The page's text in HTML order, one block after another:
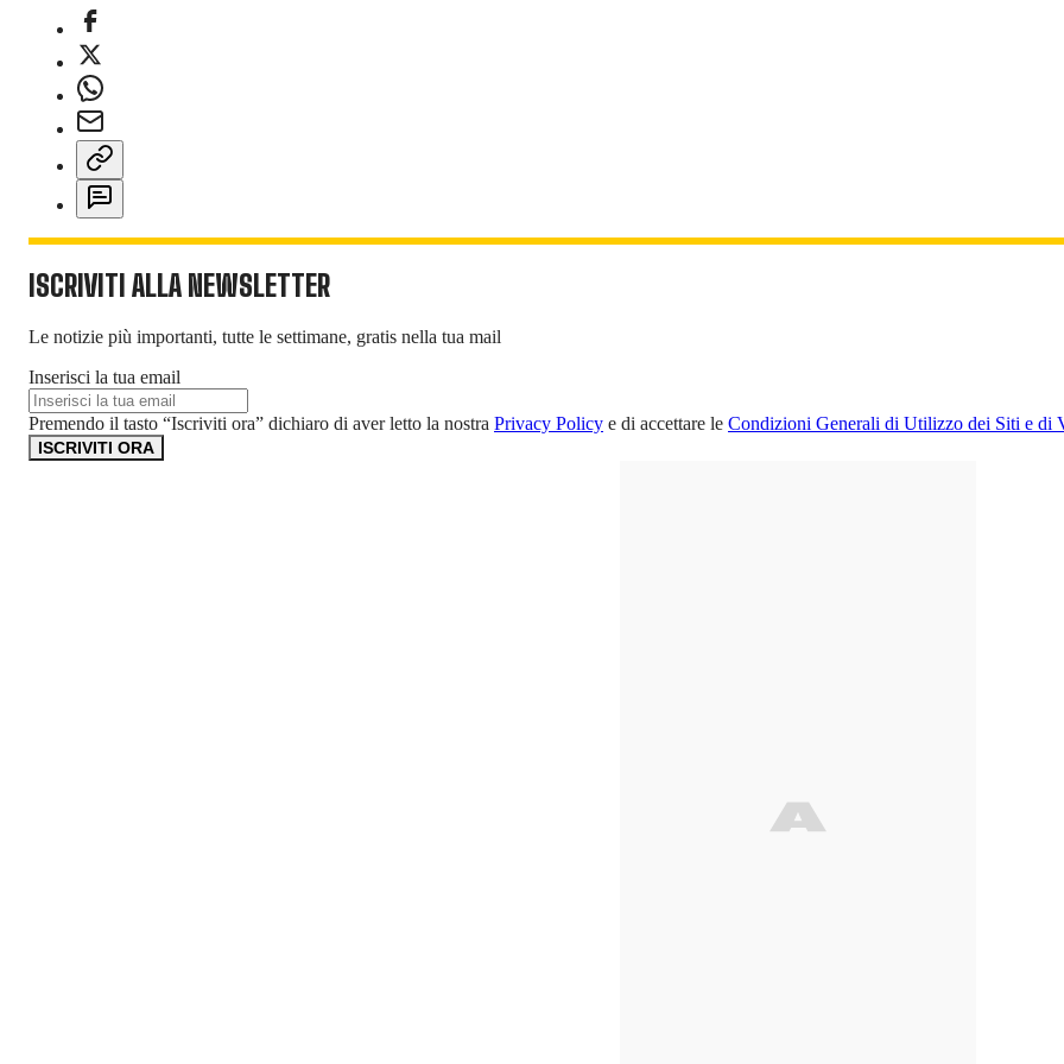
ISCRIVITI ALLA NEWSLETTER
Le notizie più importanti, tutte le settimane, gratis nella tua mail
Inserisci la tua email
Premendo il tasto “Iscriviti ora” dichiaro di aver letto la nostra Privacy Policy e di accettare le Condizioni Generali di Utilizzo dei Siti e di
ISCRIVITI ORA